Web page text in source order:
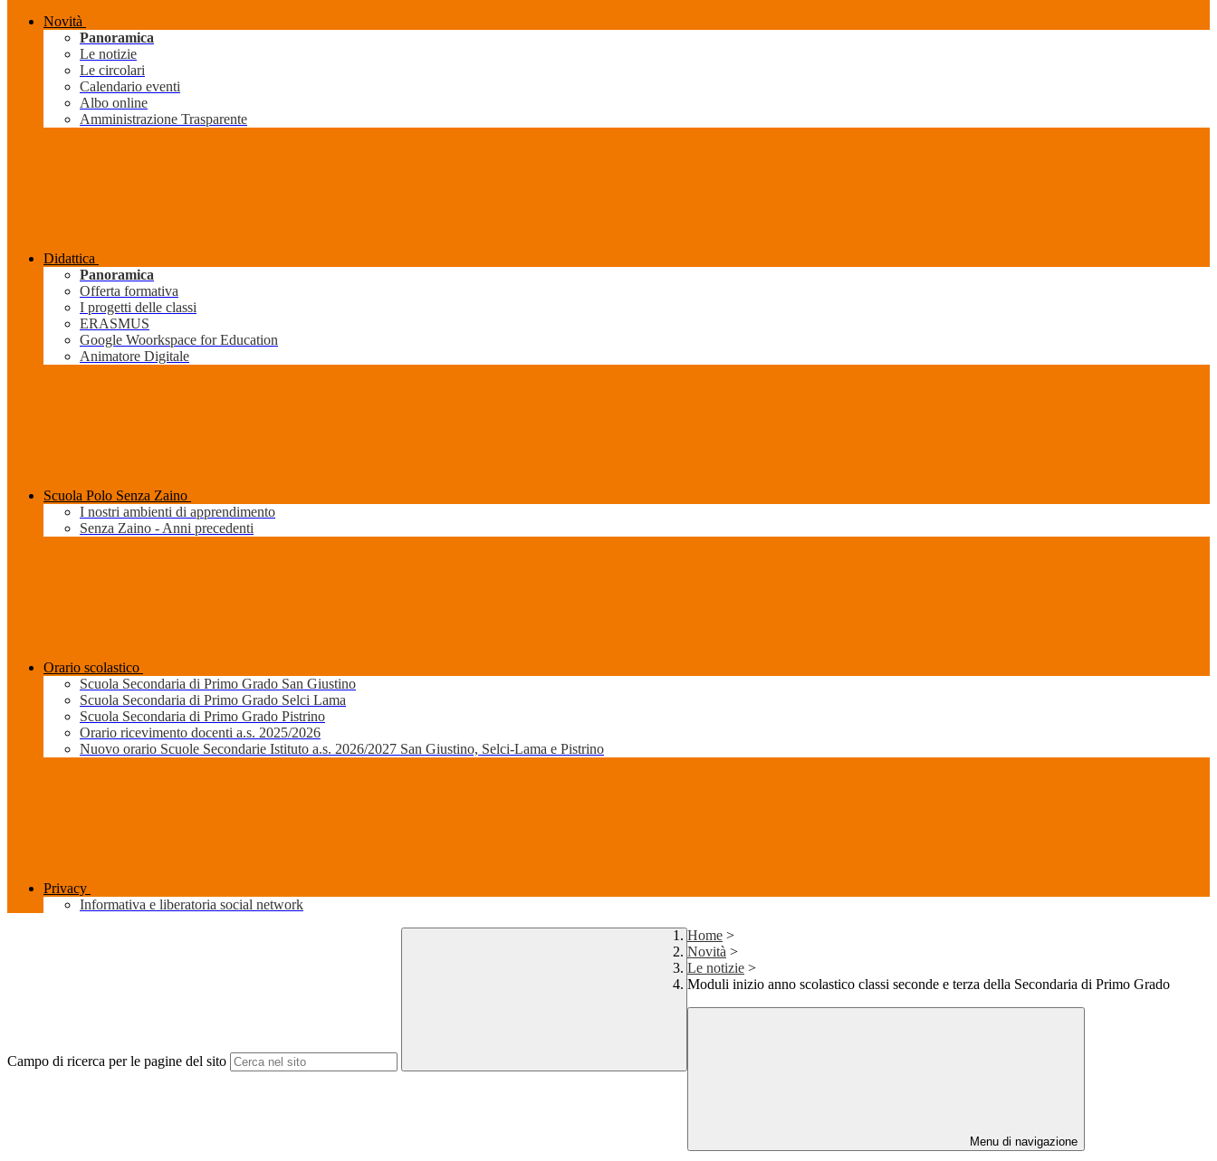
Novità
Panoramica
Le notizie
Le circolari
Calendario eventi
Albo online
Amministrazione Trasparente
Didattica
Panoramica
Offerta formativa
I progetti delle classi
ERASMUS
Google Woorkspace for Education
Animatore Digitale
Scuola Polo Senza Zaino
I nostri ambienti di apprendimento
Senza Zaino - Anni precedenti
Orario scolastico
Scuola Secondaria di Primo Grado San Giustino
Scuola Secondaria di Primo Grado Selci Lama
Scuola Secondaria di Primo Grado Pistrino
Orario ricevimento docenti a.s. 2025/2026
Nuovo orario Scuole Secondarie Istituto a.s. 2026/2027 San Giustino, Selci-Lama e Pistrino
Privacy
Informativa e liberatoria social network
Campo di ricerca per le pagine del sito
Home >
Novità >
Le notizie >
Moduli inizio anno scolastico classi seconde e terza della Secondaria di Primo Grado
Menu di navigazione